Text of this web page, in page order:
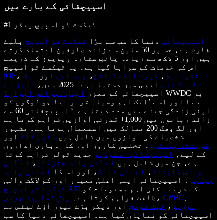
اسپیچفائی کے بارے میں
#1 ٹیکسٹ ٹو اسپیچ ریڈر
اسپیچفائی دنیا کا سب سے بڑا ٹیکسٹ ٹو اسپیچ پلیٹ
فارم ہے، جس پر 50 ملین سے زائد صارفین اعتماد کرتے
ہیں اور 5 لاکھ سے زیادہ پانچ ستارہ ریویوز کے ذریعے
اس کی خدمات کو سراہا گیا ہے۔ یہ ٹیکسٹ ٹو اسپیچ
iOS ، اینڈرائیڈ ، کروم ایکسٹینشن ، ویب ایپ اور
میک
ڈیسک ٹاپ ایپس میں دستیاب ہے۔ 2025 میں،
ایپل نے
اسپیچفائی کو معزز
ایپل ڈیزائن ایوارڈ
WWDC پر
دیا اور اسے ’ایک اہم وسیلہ قرار دیا جو لوگوں کو
اپنی زندگی جینے میں مدد دیتا ہے۔‘ اسپیچفائی 60 سے
زائد زبانوں میں 1,000+ قدرتی آوازیں فراہم کرتا ہے
اور لگ بھگ 200 ممالک میں استعمال ہوتا ہے۔ مشہور
شخصیات کی آوازوں میں شامل ہیں سنُوپ ڈاگ اور
گوینتھ پیلٹرو
۔ تخلیق کاروں اور کاروباری اداروں
کے لیے،
اسپیچفائی اسٹوڈیو جدید ٹولز فراہم کرتا
ہے، جن میں شامل ہیں اے آئی وائس جنریٹر ،
اے آئی
وائس کلوننگ، اے آئی ڈبنگ، اور اس کا
اے آئی وائس
چینجر
۔ اسپیچفائی اپنی اعلیٰ معیار اور کم لاگت والی
ٹیکسٹ ٹو اسپیچ API
طاقت فراہم کرتا ہے۔
وال اسٹریٹ جرنل ، CNBC ،
فوربز ، ٹیک کرنچ اور دیگر بڑے نیوز آؤٹ لیٹس نے
اسپیچفائی کو نمایاں کیا ہے۔ اسپیچفائی دنیا کا سب